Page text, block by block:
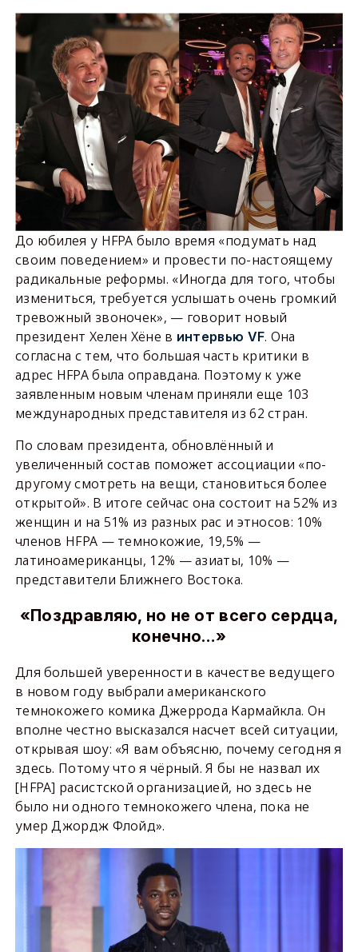
До юбилея у HFPA было время «подумать над
своим поведением» и провести по-настоящему
радикальные реформы. «Иногда для того, чтобы
измениться, требуется услышать очень громкий
тревожный звоночек», — говорит новый
президент Хелен Хёне в интервью VF. Она
согласна с тем, что большая часть критики в
адрес HFPA была оправдана. Поэтому к уже
заявленным новым членам приняли еще 103
международных представителя из 62 стран.
По словам президента, обновлённый и
увеличенный состав поможет ассоциации «по-
другому смотреть на вещи, становиться более
открытой». В итоге сейчас она состоит на 52% из
женщин и на 51% из разных рас и этносов: 10%
членов HFPA — темнокожие, 19,5% —
латиноамериканцы, 12% — азиаты, 10% —
представители Ближнего Востока.
«Поздравляю, но не от всего сердца,
конечно…»
Для большей уверенности в качестве ведущего
в новом году выбрали американского
темнокожего комика Джеррода Кармайкла. Он
вполне честно высказался насчет всей ситуации,
открывая шоу: «Я вам объясню, почему сегодня я
здесь. Потому что я чёрный. Я бы не назвал их
[HFPA] расистской организацией, но здесь не
было ни одного темнокожего члена, пока не
умер Джордж Флойд».